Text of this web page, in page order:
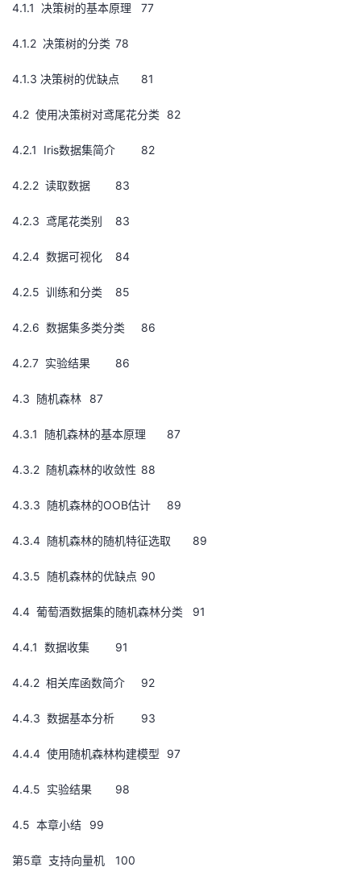
4.1.1 决策树的基本原理 77
4.1.2 决策树的分类 78
4.1.3 决策树的优缺点 81
4.2 使用决策树对鸢尾花分类 82
4.2.1 Iris数据集简介 82
4.2.2 读取数据 83
4.2.3 鸢尾花类别 83
4.2.4 数据可视化 84
4.2.5 训练和分类 85
4.2.6 数据集多类分类 86
4.2.7 实验结果 86
4.3 随机森林 87
4.3.1 随机森林的基本原理 87
4.3.2 随机森林的收敛性 88
4.3.3 随机森林的OOB估计 89
4.3.4 随机森林的随机特征选取 89
4.3.5 随机森林的优缺点 90
4.4 葡萄酒数据集的随机森林分类 91
4.4.1 数据收集 91
4.4.2 相关库函数简介 92
4.4.3 数据基本分析 93
4.4.4 使用随机森林构建模型 97
4.4.5 实验结果 98
4.5 本章小结 99
第5章 支持向量机 100